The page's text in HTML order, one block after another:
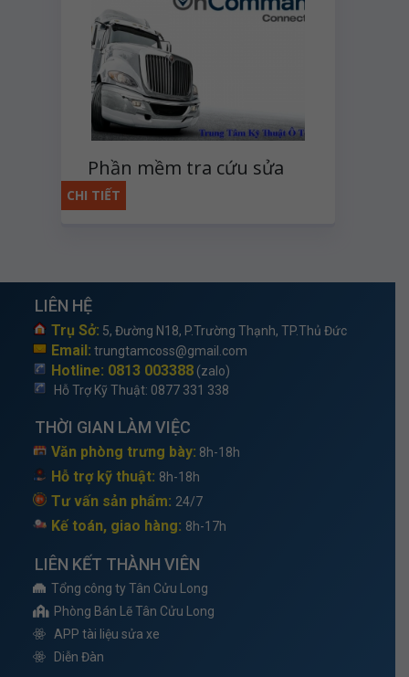
Phần mềm tra cứu sửa
chữa động cơ Maxxforce
Navistar OnCommand
CHI TIẾT
LIÊN HỆ
Trụ Sở: 5, Đường N18, P.Trường Thạnh, TP.Thủ Đức
Email: trungtamcoss@gmail.com
Hotline: 0813 003388(zalo)
Hỗ Trợ Kỹ Thuật: 0877 331 338
THỜI GIAN LÀM VIỆC
Văn phòng trưng bày: 8h-18h
Hỗ trợ kỹ thuật: 8h-18h
Tư vấn sản phẩm: 24/7
Kế toán, giao hàng: 8h-17h
LIÊN KẾT THÀNH VIÊN
Tổng công ty Tân Cửu Long
Phòng Bán Lẽ Tân Cửu Long
APP tài liệu sửa xe
Diễn Đàn